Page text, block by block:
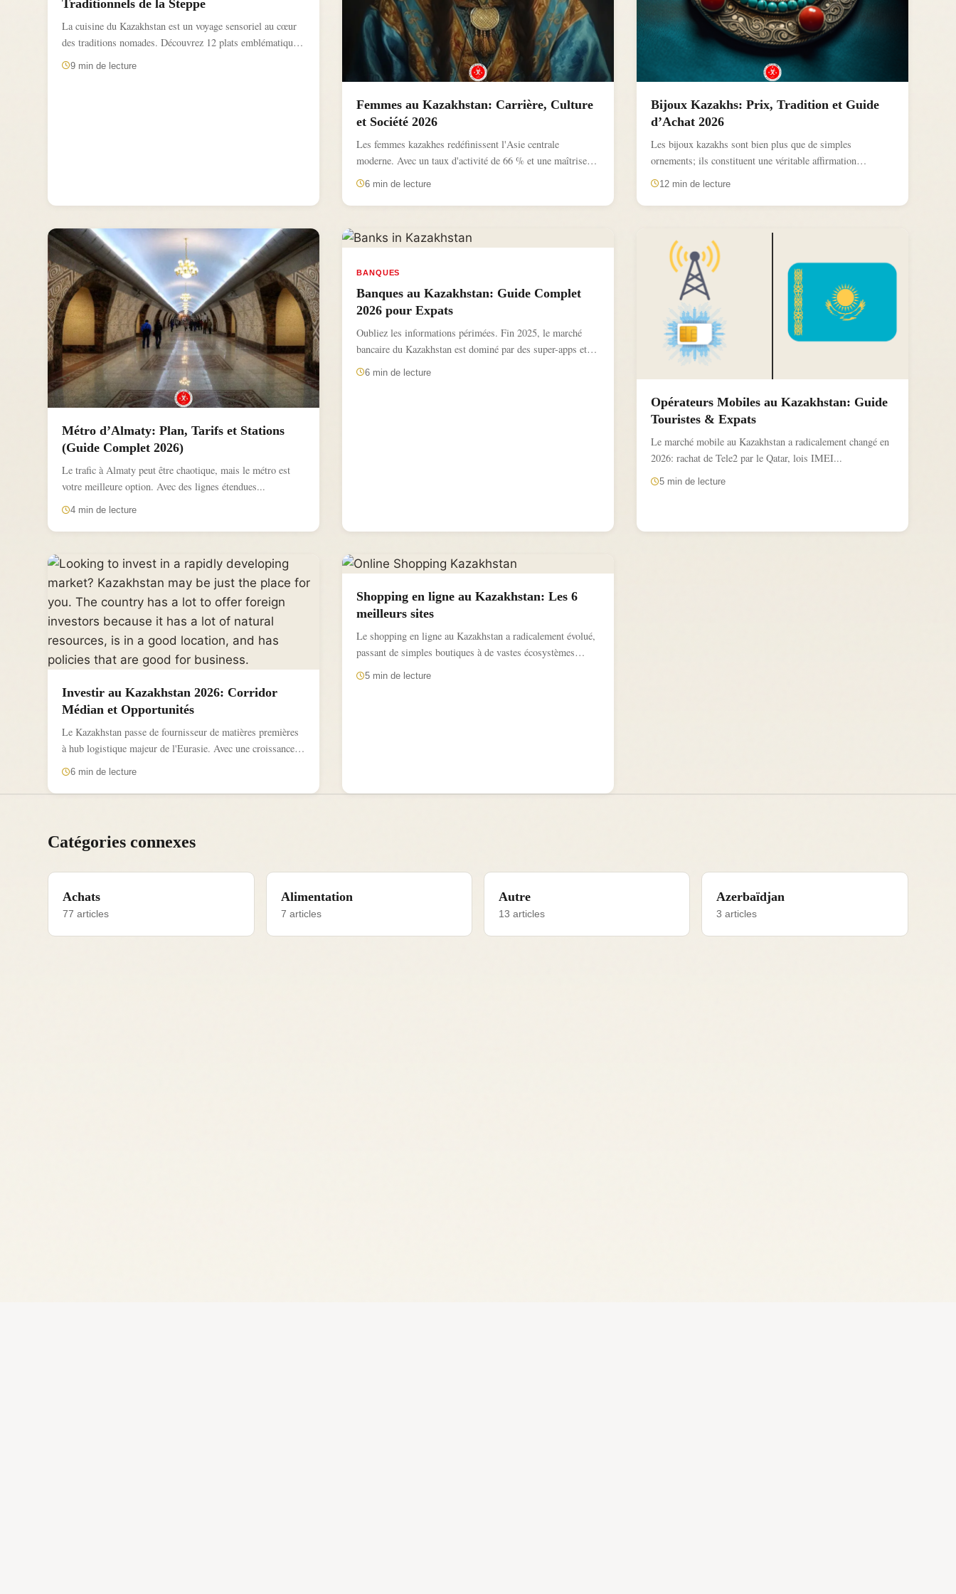
Traditionnels de la Steppe
La cuisine du Kazakhstan est un voyage sensoriel au cœur
des traditions nomades. Découvrez 12 plats emblématiques,
de...
9 min de lecture
Femmes au Kazakhstan: Carrière, Culture
et Société 2026
Les femmes kazakhes redéfinissent l'Asie centrale
moderne. Avec un taux d'activité de 66 % et une maîtrise
parfaite...
6 min de lecture
Bijoux Kazakhs: Prix, Tradition et Guide
d’Achat 2026
Les bijoux kazakhs sont bien plus que de simples
ornements; ils constituent une véritable affirmation
culturelle et un...
12 min de lecture
Métro d’Almaty: Plan, Tarifs et Stations
(Guide Complet 2026)
Le trafic à Almaty peut être chaotique, mais le métro est
votre meilleure option. Avec des lignes étendues...
4 min de lecture
BANQUES
Banques au Kazakhstan: Guide Complet
2026 pour Expats
Oubliez les informations périmées. Fin 2025, le marché
bancaire du Kazakhstan est dominé par des super-apps et
une...
6 min de lecture
Opérateurs Mobiles au Kazakhstan: Guide
Touristes & Expats
Le marché mobile au Kazakhstan a radicalement changé en
2026: rachat de Tele2 par le Qatar, lois IMEI...
5 min de lecture
Investir au Kazakhstan 2026: Corridor
Médian et Opportunités
Le Kazakhstan passe de fournisseur de matières premières
à hub logistique majeur de l'Eurasie. Avec une croissance
supérieure...
6 min de lecture
Shopping en ligne au Kazakhstan: Les 6
meilleurs sites
Le shopping en ligne au Kazakhstan a radicalement évolué,
passant de simples boutiques à de vastes écosystèmes
numériques....
5 min de lecture
Catégories connexes
Achats
77 articles
Alimentation
7 articles
Autre
13 articles
Azerbaïdjan
3 articles